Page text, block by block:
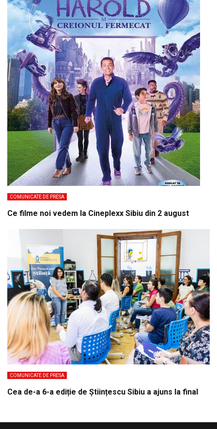
COMUNICATE DE PRESA
Ce filme noi vedem la Cineplexx Sibiu din 2 august
COMUNICATE DE PRESA
Cea de-a 6-a ediție de Științescu Sibiu a ajuns la final